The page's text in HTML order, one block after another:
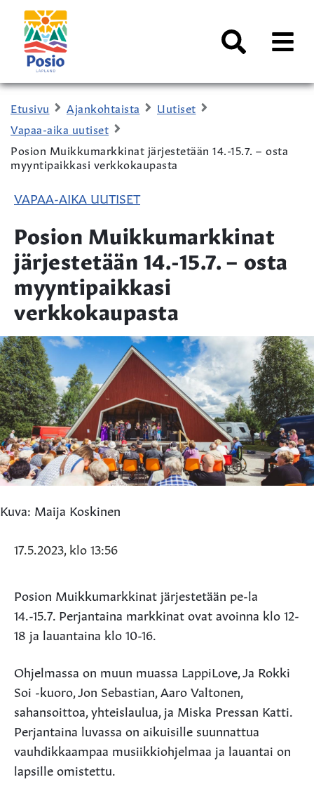
Siirry sisältöön
Kaupungin
logo
AVAA
Etusivu Ajankohtaista
Uutiset
Vapaa-aika uutiset
Posion Muikkumarkkinat järjestetään 14.-15.7. – osta
myyntipaikkasi verkkokaupasta
VAPAA-AIKA UUTISET
Posion Muikkumarkkinat
järjestetään 14.-15.7. – osta
myyntipaikkasi
verkkokaupasta
Kuva: Maija Koskinen
17.5.2023, klo 13:56
Posion Muikkumarkkinat järjestetään pe-la
14.-15.7. Perjantaina markkinat ovat avoinna klo 12-
18 ja lauantaina klo 10-16.
Ohjelmassa on muun muassa LappiLove, Ja Rokki
Soi -kuoro, Jon Sebastian, Aaro Valtonen,
sahansoittoa, yhteislaulua, ja Miska Pressan Katti.
Perjantaina luvassa on aikuisille suunnattua
vauhdikkaampaa musiikkiohjelmaa ja lauantai on
lapsille omistettu.